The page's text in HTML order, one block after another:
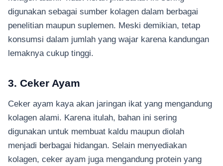
digunakan sebagai sumber kolagen dalam berbagai
penelitian maupun suplemen. Meski demikian, tetap
konsumsi dalam jumlah yang wajar karena kandungan
lemaknya cukup tinggi.
3. Ceker Ayam
Ceker ayam kaya akan jaringan ikat yang mengandung
kolagen alami. Karena itulah, bahan ini sering
digunakan untuk membuat kaldu maupun diolah
menjadi berbagai hidangan. Selain menyediakan
kolagen, ceker ayam juga mengandung protein yang